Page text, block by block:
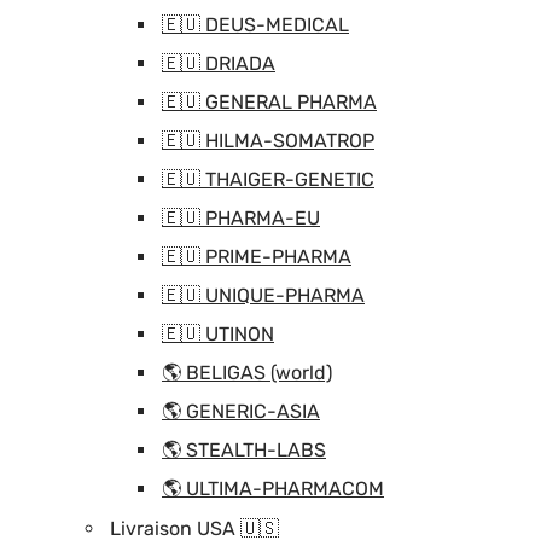
🇪🇺 DEUS-MEDICAL
🇪🇺 DRIADA
🇪🇺 GENERAL PHARMA
🇪🇺 HILMA-SOMATROP
🇪🇺 THAIGER-GENETIC
🇪🇺 PHARMA-EU
🇪🇺 PRIME-PHARMA
🇪🇺 UNIQUE-PHARMA
🇪🇺 UTINON
🌎 BELIGAS (world)
🌎 GENERIC-ASIA
🌎 STEALTH-LABS
🌎 ULTIMA-PHARMACOM
Livraison USA 🇺🇸